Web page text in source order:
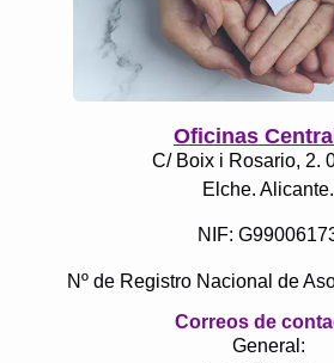
Oficinas
C/ Boix i Rosario, 2.
Elche. Alicante.
NIF:
Nº de Registro Nacional de
Correos de
General: